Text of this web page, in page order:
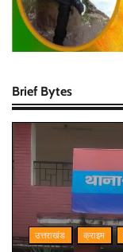
Brief Bytes
उत्तराखंड क्राइम